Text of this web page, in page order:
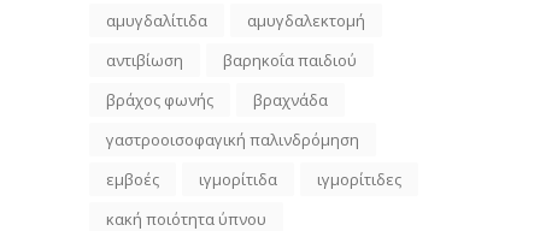
αμυγδαλίτιδα
αμυγδαλεκτομή
αντιβίωση
βαρηκοΐα παιδιού
βράχος φωνής
βραχνάδα
γαστροοισοφαγική παλινδρόμηση
εμβοές
ιγμορίτιδα
ιγμορίτιδες
κακή ποιότητα ύπνου